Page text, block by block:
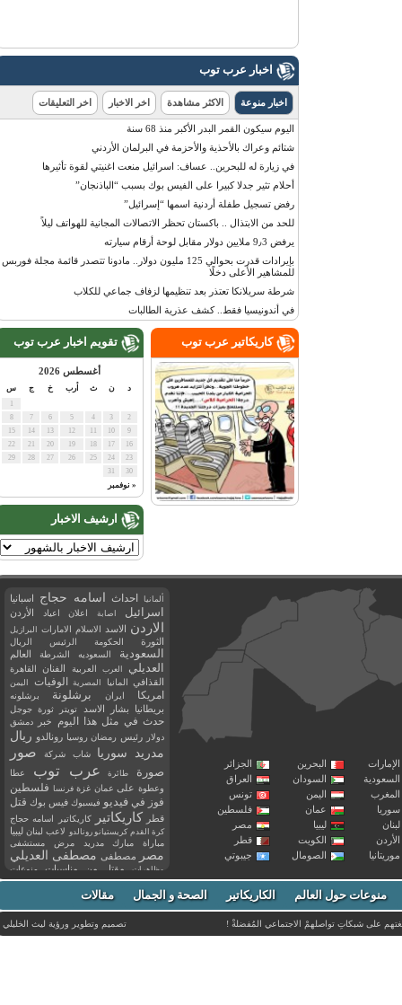
اخبار عرب توب
اخبار منوعة الاكثر مشاهدة اخر الاخبار اخر التعليقات
اليوم سيكون القمر البدر الأكبر منذ 68 سنة
شتائم وعراك بالأحذية والأحزمة في البرلمان الأردني
في زيارة له للبحرين.. عساف: اسرائيل منعت اغنيتي لقوة تأثيرها
أحلام تثير جدلا كبيرا على الفيس بوك بسبب “الباذنجان”
رفض تسجيل طفلة أردنية اسمها “إسرائيل”
للحد من الابتذال .. باكستان تحظر الاتصالات المجانية للهواتف ليلاً
يرفض 9٫3 ملايين دولار مقابل لوحة أرقام سيارته
بإيرادات قدرت بحوالي 125 مليون دولار.. مادونا تتصدر قائمة مجلة فوربس
للمشاهير الأعلى دخلًا
شرطة سريلانكا تعتذر بعد تنظيمها لزفاف جماعي للكلاب
في أندونيسيا فقط.. كشف عذرية الطالبات
تقويم اخبار عرب توب
أغسطس 2026
أرب س
« نوفمبر
ارشيف الاخبار
كاريكاتير عرب توب
البحرين
الجزائر
السودان
العراق
اليمن
تونس
عمان
فلسطين
ليبيا
مصر
الكويت
قطر
الصومال جيبوتي
ألمانيا احداث اسامه حجاج اسبانيا
اسرائيل اصابة اعلان اعياد الأردن
الاردن الاسد الاسلام الامارات البرازيل
الثورة الحكومة الرئيس الريال
السعودية السعوديه الشرطة العالم
العديلي العرب العربية الفنان القاهرة
القذافي المانيا المصرية الوفيات اليمن
امريكا ايران برشلونة برشلونه
بريطانيا بشار الاسد تويتر ثورة جوجل
حدث في مثل هذا اليوم خبر دمشق
دولار رئيس رمضان روسيا رونالدو ريال
مدريد
سوريا شاب شركة صور
صورة طائرة عرب توب
عطا
وعطوة على عمان غزة فرنسا فلسطين
فوز في فيديو فيسبوك فيس بوك قتل
قطر كاريكاتير كاريكاتير اسامه حجاج
كرة القدم كريستيانو رونالدو لاعب لبنان ليبيا
مباراة مبارك مدريد مرض مستشفى
مصر مصطفى مصطفى العديلي
مظاهرات مقتل من مناسبات
منوعات
مواليد
موت ميسي ميلان نادي نشر
وفاة وفيات يوتيوب منوعات حول العالم الكاريكاتير الصحة و الجمال مقالات
على شبكاتِ تواصلهمْ الاجتماعي المُفضلةْ ! تصميم وتطوير ورؤيةليث الخليلي